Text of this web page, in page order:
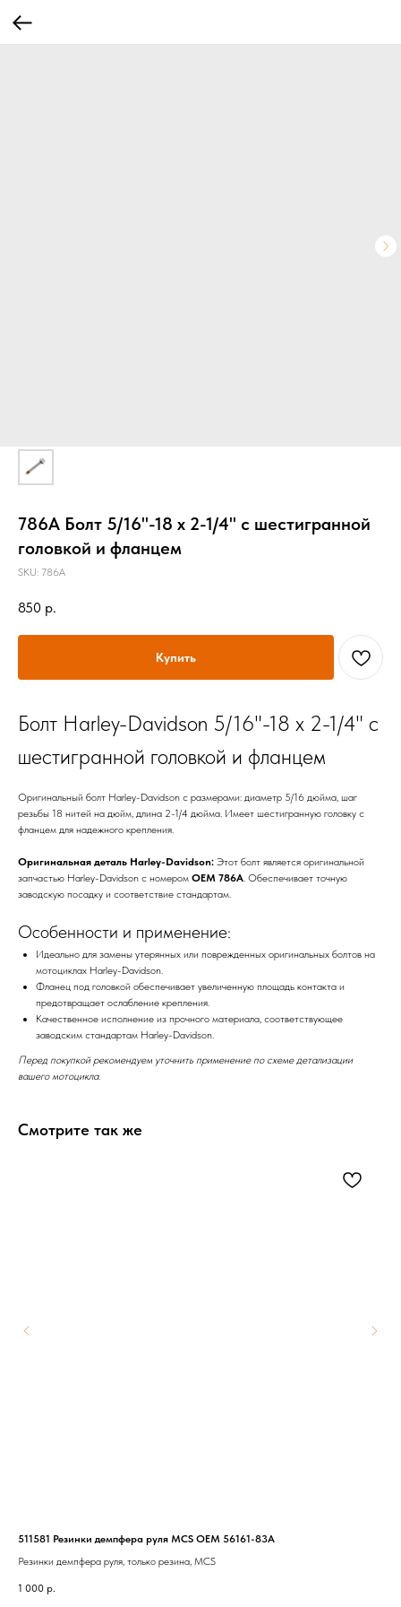
786A Болт 5/16"-18 x 2-1/4" с шестигранной
головкой и фланцем
SKU: 786A
850 р.
Купить
Болт Harley-Davidson 5/16"-18 x 2-1/4" с
шестигранной головкой и фланцем
Оригинальный болт Harley-Davidson с размерами: диаметр 5/16 дюйма, шаг
резьбы 18 нитей на дюйм, длина 2-1/4 дюйма. Имеет шестигранную головку с
фланцем для надежного крепления.
Оригинальная деталь Harley-Davidson: Этот болт является оригинальной
запчастью Harley-Davidson с номером OEM 786A. Обеспечивает точную
заводскую посадку и соответствие стандартам.
Особенности и применение:
Идеально для замены утерянных или поврежденных оригинальных болтов на
мотоциклах Harley-Davidson.
Фланец под головкой обеспечивает увеличенную площадь контакта и
предотвращает ослабление крепления.
Качественное исполнение из прочного материала, соответствующее
заводским стандартам Harley-Davidson.
Перед покупкой рекомендуем уточнить применение по схеме детализации
вашего мотоцикла.
Смотрите так же
511581 Резинки демпфера руля MCS OEM 56161-83A
Резинки демпфера руля, только резина, MCS
1 000 р.